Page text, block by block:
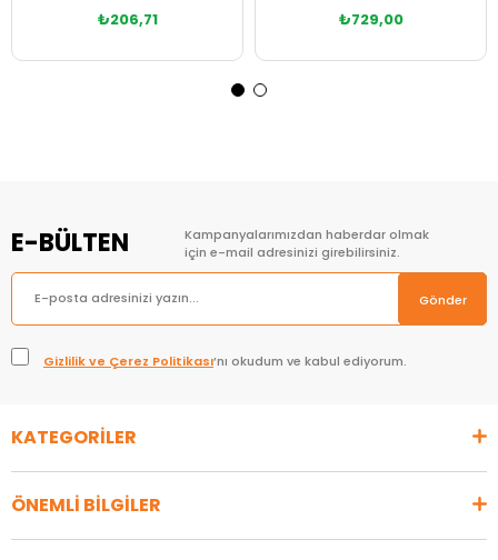
₺206,71 ₺729,00
E-BÜLTEN
Kampanyalarımızdan haberdar olmak
için e-mail adresinizi girebilirsiniz.
Gönder
Gizlilik ve Çerez Politikası’nı okudum ve kabul ediyorum.
KATEGORİLER
ÖNEMLİ BİLGİLER